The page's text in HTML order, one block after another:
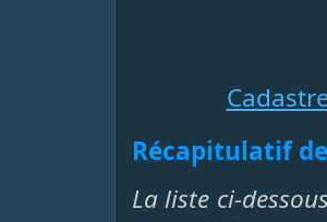
Récapitulatif
La liste ci-